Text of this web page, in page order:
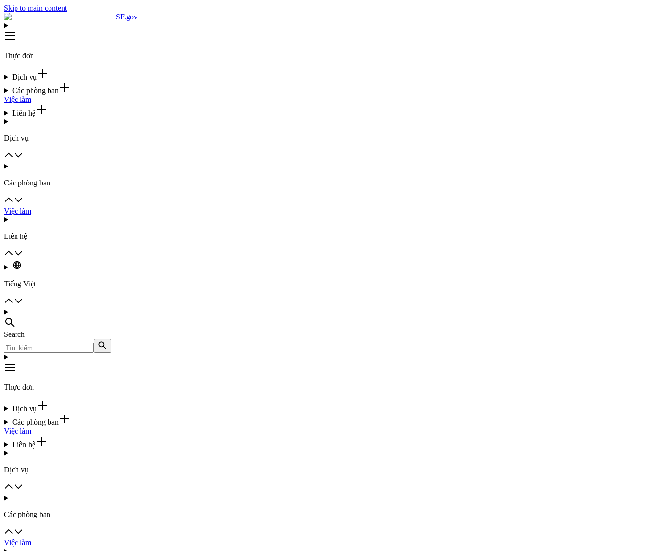
Skip to main content
SF.gov
Thực đơn
Dịch vụ
Các phòng ban
Việc làm
Liên hệ
Dịch vụ
Các phòng ban
Việc làm
Liên hệ
Tiếng Việt
Search
Thực đơn
Dịch vụ
Các phòng ban
Việc làm
Liên hệ
Dịch vụ
Các phòng ban
Việc làm